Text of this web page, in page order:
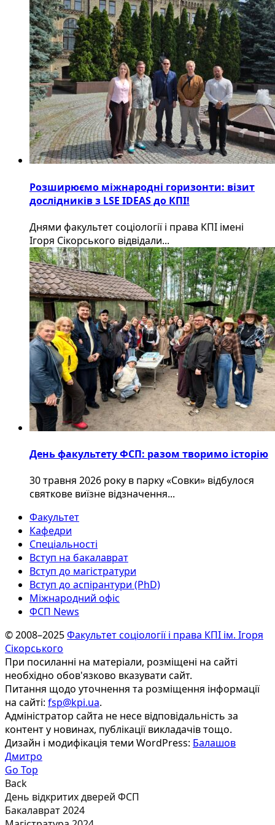
Розширюємо міжнародні горизонти: візит
дослідників з LSE IDEAS до КПІ!
Днями факультет соціології і права КПІ імені
Ігоря Сікорського відвідали...
День факультету ФСП: разом творимо історію
30 травня 2026 року в парку «Совки» відбулося
святкове виїзне відзначення...
Факультет
Кафедри
Спеціальності
Вступ на бакалаврат
Вступ до магістратури
Вступ до аспірантури (PhD)
Міжнародний офіс
ФСП News
© 2008–2025Факультет соціології і права КПІ ім. Ігоря
Сікорського
При посиланні на матеріали, розміщені на сайті
необхідно обов'язково вказувати сайт.
Питання щодо уточнення та розміщення інформації
на сайті: fsp@kpi.ua.
Адміністратор сайта не несе відповідальність за
контент у новинах, публікації викладачів тощо.
Дизайн і модифікація теми WordPress: Балашов
Дмитро
Go Top
Back
День відкритих дверей ФСП
Бакалаврат 2024